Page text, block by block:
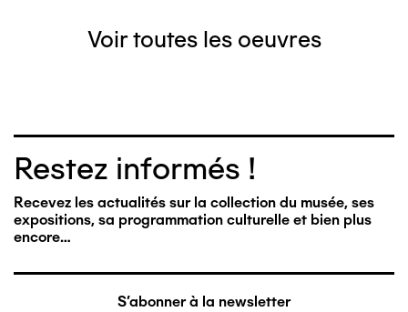
Voir toutes les oeuvres
Restez informés !
Recevez les actualités sur la collection du musée, ses
expositions, sa programmation culturelle et bien plus
encore…
S'abonner à la newsletter